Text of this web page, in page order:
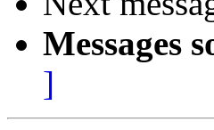
Messages
]